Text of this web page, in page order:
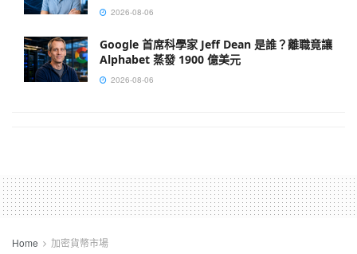
2026-08-06
Google 首席科學家 Jeff Dean 是誰？離職竟讓
Alphabet 蒸發 1900 億美元
2026-08-06
Home 加密貨幣市場